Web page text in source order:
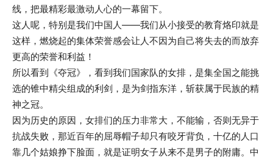
线，把最精彩最激动人心的一幕留下。
这人呢，特别是我们中国人——我们从小接受的教育烙印就是
这样，燃烧起的集体荣誉感会让人不因为自己将失去的而放弃
更高的荣誉和利益！
所以看到《夺冠》，看到我们国家队的女排，是集全国之能挑
选的锥中精尖组成的利剑，是为剑指东洋，斩获属于民族的精
神之冠。
因为历史的原因，女排们的压力非常大，不能输，否则无异于
抗战失败，那近百年的屈辱帽子却只有咬牙背负，十亿的人口
靠几个姑娘挣下脸面，就是证明女子从来不是男子的附庸。中